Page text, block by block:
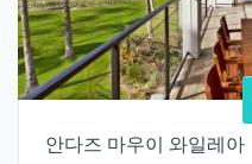
안다즈 마우이 와일레아